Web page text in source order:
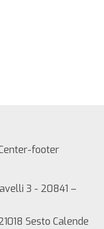
3 - 20841 –
Sesto Calende